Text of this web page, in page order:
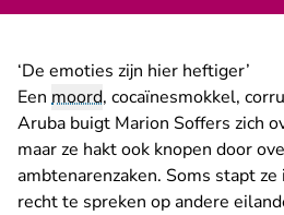
‘De emoties zijn hier heftiger’
Een moord, cocaïnesmokkel,
Aruba buigt Marion Soffers zich
maar ze hakt ook knopen door
ambtenarenzaken. Soms stapt
recht te spreken op andere